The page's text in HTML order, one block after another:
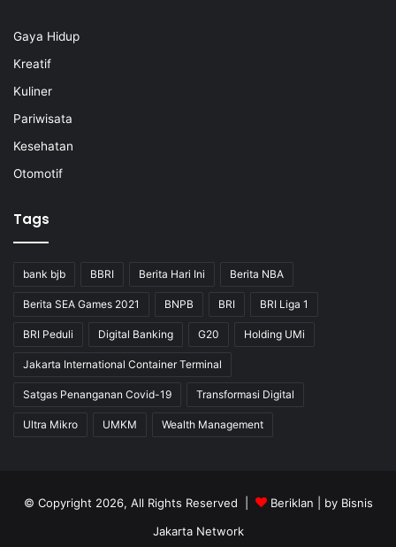
Gaya Hidup
Kreatif
Kuliner
Pariwisata
Kesehatan
Otomotif
Tags
bank bjb BBRI Berita Hari Ini Berita NBA
Berita SEA Games 2021 BNPB BRI BRI Liga 1
BRI Peduli Digital Banking G20 Holding UMi
Jakarta International Container Terminal
Satgas Penanganan Covid-19 Transformasi Digital
Ultra Mikro UMKM Wealth Management
© Copyright 2026, All Rights Reserved | Beriklan | by Bisnis
Jakarta Network